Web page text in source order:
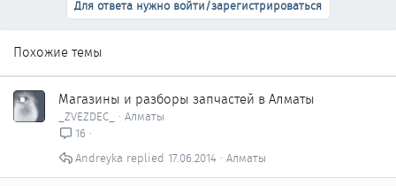
Для ответа нужно войти/зарегистрироваться
Похожие темы
Магазины и разборы запчастей в Алматы
_ZVEZDEC_
Алматы
16
Алматы
17.06.2014
Andreyka